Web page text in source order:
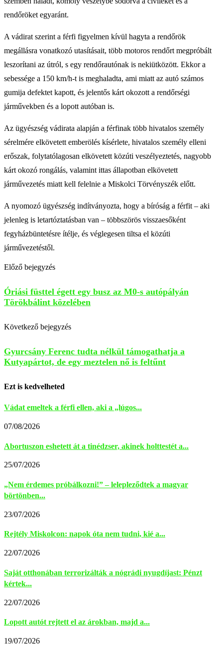
rendőröket egyaránt.
A vádirat szerint a férfi figyelmen kívül hagyta a rendőrök
megállásra vonatkozó utasításait, több motoros rendőrt megpróbált
leszorítani az útról, s egy rendőrautónak is nekiütközött. Ekkor a
sebessége a 150 km/h-t is meghaladta, ami miatt az autó számos
gumija defektet kapott, és jelentős kárt okozott a rendőrségi
járművekben és a lopott autóban is.
Az ügyészség vádirata alapján a férfinak több hivatalos személy
sérelmére elkövetett emberölés kísérlete, hivatalos személy elleni
erőszak, folytatólagosan elkövetett közúti veszélyeztetés, nagyobb
kárt okozó rongálás, valamint ittas állapotban elkövetett
járművezetés miatt kell felelnie a Miskolci Törvényszék előtt.
A nyomozó ügyészség indítványozta, hogy a bíróság a férfit – aki
jelenleg is letartóztatásban van – többszörös visszaesőként
fegyházbüntetésre ítélje, és véglegesen tiltsa el közúti
járművezetéstől.
Előző bejegyzés
Óriási füsttel égett egy busz az M0-s autópályán
Törökbálint közelében
Következő bejegyzés
Gyurcsány Ferenc tudta nélkül támogathatja a
Kutyapártot, de egy meztelen nő is feltűnt
Ezt is kedvelheted
Vádat emeltek a férfi ellen, aki a „lúgos...
07/08/2026
Abortuszon eshetett át a tinédzser, akinek holttestét a...
25/07/2026
„Nem érdemes próbálkozni!” – lelepleződtek a magyar
börtönben...
23/07/2026
Rejtély Miskolcon: napok óta nem tudni, kié a...
22/07/2026
Saját otthonában terrorizálták a nógrádi nyugdíjast: Pénzt
kértek...
22/07/2026
Lopott autót rejtett el az árokban, majd a...
19/07/2026